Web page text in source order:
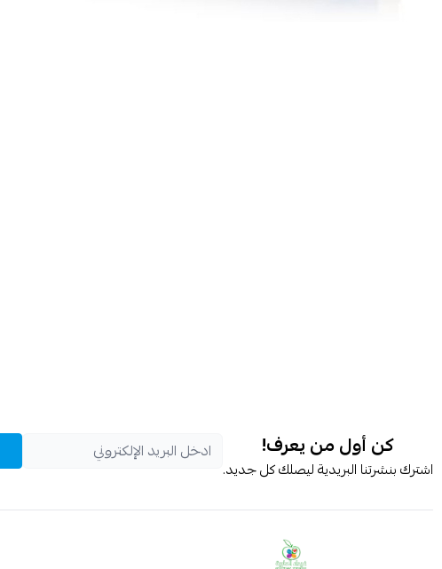
كن أول من يعرف!
اشترك بنشرتنا البريدية ليصلك كل جديد.